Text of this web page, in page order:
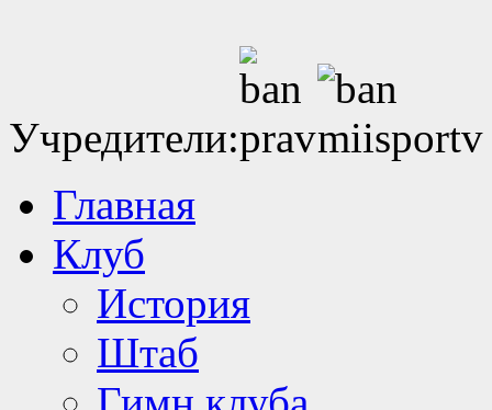
Учредители:
Главная
Клуб
История
Штаб